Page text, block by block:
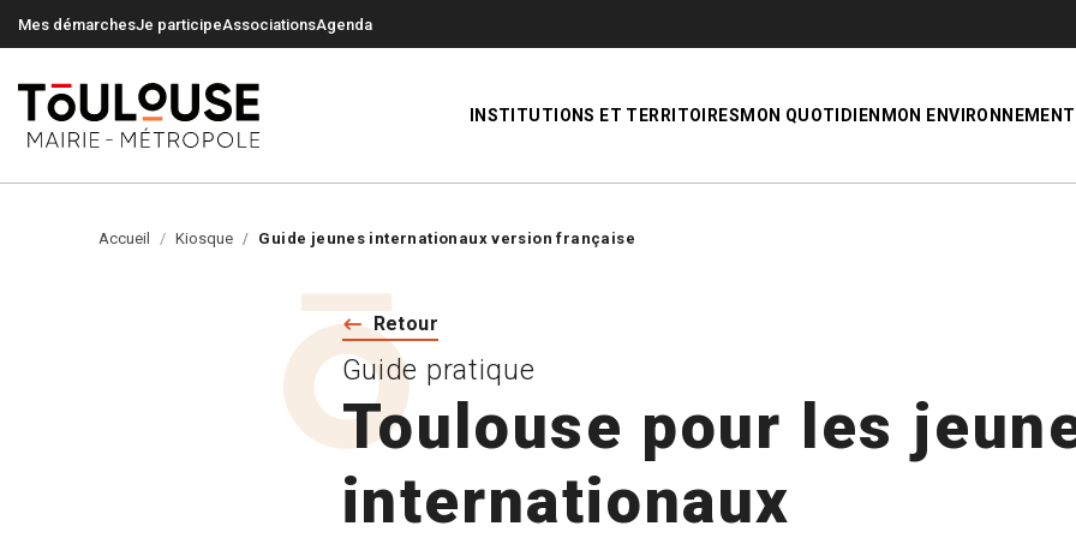
Mes démarchesJe participeAssociationsAgenda
INSTITUTIONS ET TERRITOIRES MON QUOTIDIEN MON ENVIRONNEMENT
Accueil Kiosque Guide jeunes internationaux version française
Retour
Toulouse pour les
internationaux
Guide pratique